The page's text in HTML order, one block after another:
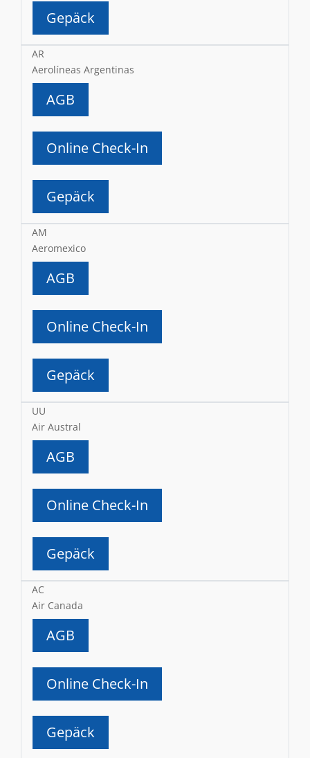
Gepäck
AR
Aerolíneas Argentinas
AGB
Online Check-In
Gepäck
AM
Aeromexico
AGB
Online Check-In
Gepäck
UU
Air Austral
AGB
Online Check-In
Gepäck
AC
Air Canada
AGB
Online Check-In
Gepäck